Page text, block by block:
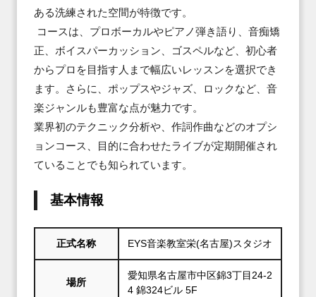
ある洗練された空間が特徴です。
正、ボイスパーカッション、ゴスペルなど、初心者
からプロを目指す人まで幅広いレッスンを選択でき
ます。さらに、ポップスやジャズ、ロックなど、音
楽ジャンルも豊富な点が魅力です。
業界初のテクニック分析や、作詞作曲などのオプシ
ョンコース、目的に合わせたライブが定期開催され
ていることでも知られています。
基本情報
正式名称 EYS音楽教室栄(名古屋)スタジオ
場所
愛知県名古屋市中区錦3丁目24-2
4 錦324ビル 5F